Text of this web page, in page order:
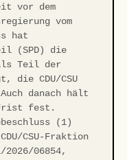
vor dem
vom
hat
(SPD) die
Teil der
die CDU/CSU
danach hält
fest.
(1)
CSU-Fraktion
06854,